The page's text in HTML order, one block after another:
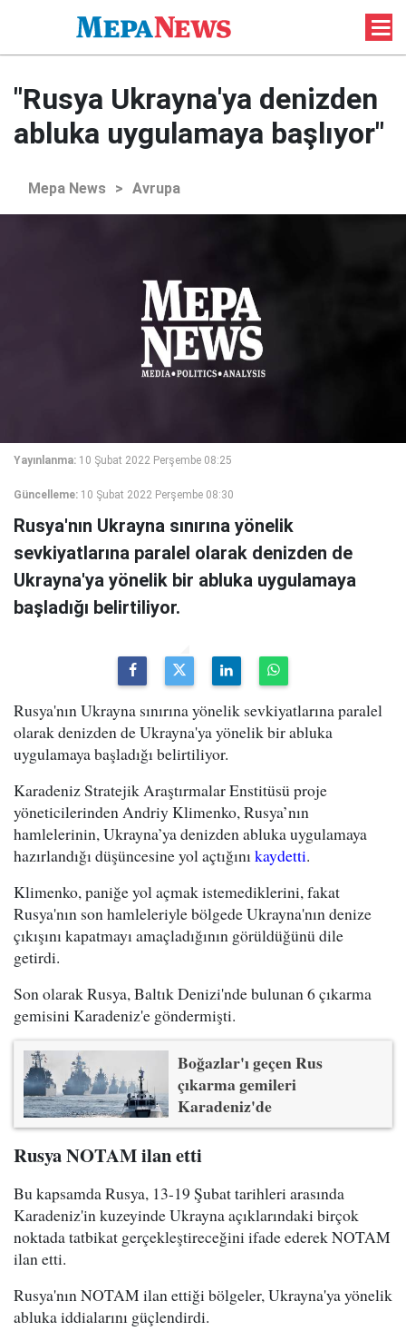
"Rusya Ukrayna'ya denizden
abluka uygulamaya başlıyor"
Mepa News > Avrupa
Yayınlanma: 10 Şubat 2022 Perşembe 08:25
Güncelleme: 10 Şubat 2022 Perşembe 08:30
Rusya'nın Ukrayna sınırına yönelik
sevkiyatlarına paralel olarak denizden de
Ukrayna'ya yönelik bir abluka uygulamaya
başladığı belirtiliyor.
Rusya'nın Ukrayna sınırına yönelik sevkiyatlarına paralel
olarak denizden de Ukrayna'ya yönelik bir abluka
uygulamaya başladığı belirtiliyor.
Karadeniz Stratejik Araştırmalar Enstitüsü proje
yöneticilerinden Andriy Klimenko, Rusya’nın
hamlelerinin, Ukrayna’ya denizden abluka uygulamaya
hazırlandığı düşüncesine yol açtığınıkaydetti.
Klimenko, paniğe yol açmak istemediklerini, fakat
Rusya'nın son hamleleriyle bölgede Ukrayna'nın denize
çıkışını kapatmayı amaçladığının görüldüğünü dile
getirdi.
Son olarak Rusya, Baltık Denizi'nde bulunan 6 çıkarma
gemisini Karadeniz'e göndermişti.
Boğazlar'ı geçen Rus
çıkarma gemileri
Karadeniz'de
Rusya NOTAM ilan etti
Bu kapsamda Rusya, 13-19 Şubat tarihleri arasında
Karadeniz'in kuzeyinde Ukrayna açıklarındaki birçok
noktada tatbikat gerçekleştireceğini ifade ederek NOTAM
ilan etti.
Rusya'nın NOTAM ilan ettiği bölgeler, Ukrayna'ya yönelik
abluka iddialarını güçlendirdi.